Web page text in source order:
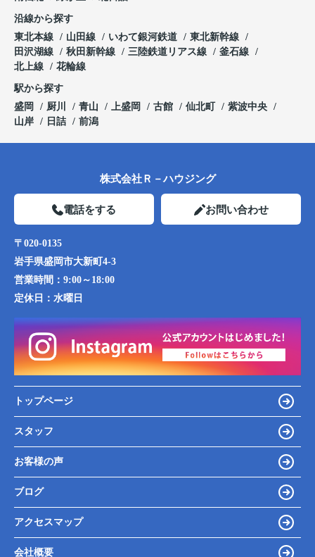
沿線から探す
東北本線
山田線 いわて銀河鉄道
東北新幹線
田沢湖線
秋田新幹線 三陸鉄道リアス線
釜石線
北上線
花輪線
駅から探す
盛岡
厨川 青山 上盛岡 古館 仙北町
紫波中央
山岸
日詰 前潟
株式会社Ｒ－ハウジング
電話をする お問い合わせ
〒020-0135
岩手県盛岡市大新町4-3
営業時間： 9:00～18:00
定休日： 水曜日
トップページ
スタッフ
お客様の声
ブログ
アクセスマップ
会社概要